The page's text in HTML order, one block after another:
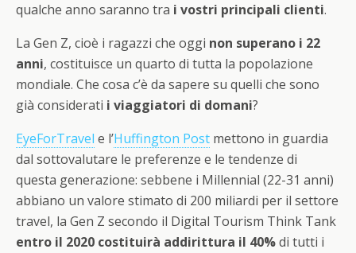
qualche anno saranno tra i vostri principali clienti.
La Gen Z, cioè i ragazzi che oggi non superano i 22
anni, costituisce un quarto di tutta la popolazione
mondiale. Che cosa c’è da sapere su quelli che sono
già considerati i viaggiatori di domani?
EyeForTravel e l’Huffington Post mettono in guardia
dal sottovalutare le preferenze e le tendenze di
questa generazione: sebbene i Millennial (22-31 anni)
abbiano un valore stimato di 200 miliardi per il settore
travel, la Gen Z secondo il Digital Tourism Think Tank
entro il 2020 costituirà addirittura il 40%di tutti i